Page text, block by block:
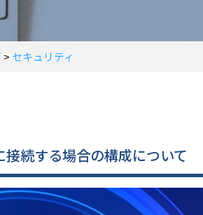
> セキュリティ
続する場合の構成について